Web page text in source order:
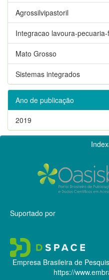
Agrossilvipastoril
Integracao lavoura-
Mato Grosso
Sistemas integrados
Ano de publicação
2019
Suportado por
Empresa Brasileira de
https://